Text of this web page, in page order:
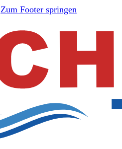
Zum Footer springen